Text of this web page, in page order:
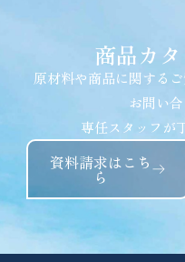
商品カ
原材料や商品に関する
お問い合
専任スタッフが
資料請求はこち
ら